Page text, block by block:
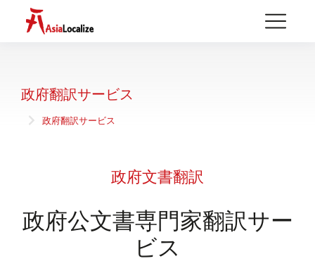
政府翻訳サービス
You are here:
政府翻訳サービス
政府文書翻訳
政府公文書専門家翻訳サー
ビス